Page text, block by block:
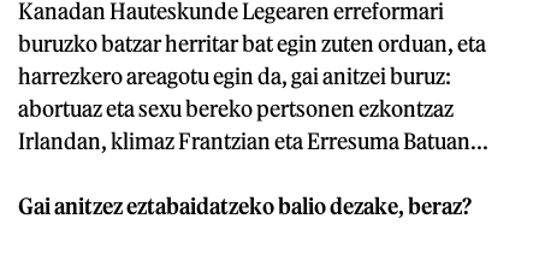
Kanadan Hauteskunde Legearen erreformari
buruzko batzar herritar bat egin zuten orduan, eta
harrezkero areagotu egin da, gai anitzei buruz:
abortuaz eta sexu bereko pertsonen ezkontzaz
Irlandan, klimaz Frantzian eta Erresuma Batuan...
Gai anitzez eztabaidatzeko balio dezake, beraz?